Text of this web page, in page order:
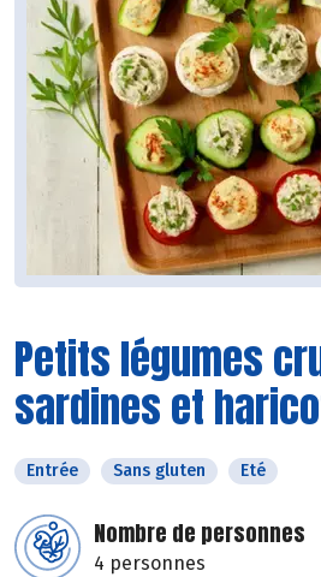
Petits légumes
sardines et
Entrée Sans gluten Eté
Nombre de personnes
4 personnes